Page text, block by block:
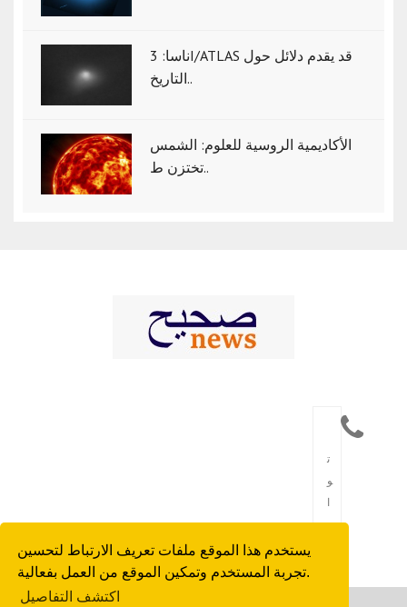
يستخدم هذا الموقع ملفات تعريف الارتباط لتحسين
تجربة المستخدم وتمكين الموقع من العمل بفعالية.
اكتشف التفاصيل
ناسا: 3I/ATLAS قد يقدم دلائل حول
التاريخ..
الأكاديمية الروسية للعلوم: الشمس
تختزن ط..
ت
و
ا
ص